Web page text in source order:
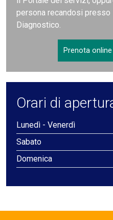
persona recandosi presso
Diagnostico.
Prenota online
Orari di
Lunedì - Venerdì
Sabato
Domenica